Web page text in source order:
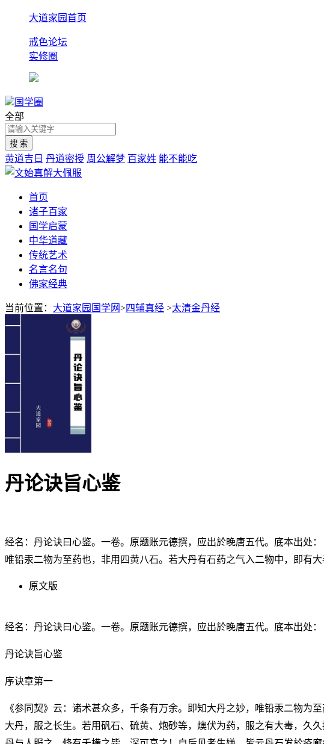
大道家园首页
戒色论坛
实修圈
国学圈
全部
黄道吉日 丹道密授 周公解梦 百家姓 能不能吃
首页
诸子百家
国学启蒙
中华道藏
传统艺术
名言名句
佛家经典
当前位置： 大道家园国学网>四辅真经 >太清金丹经
丹论诀旨心鉴
经名：丹论诀曰心鉴。一卷。原题账元德撰，应出於晚唐五代。底本出处
唯铅汞二物为至药也，非用四黄八石。若大丹有石药之气入二物中，即有
原文版
经名：丹论诀曰心鉴。一卷。原题账元德撰，应出於晚唐五代。底本出处：
丹论诀旨心鉴
序诀章第一
《参同契》云：诸术甚众多，千条有万余。即知大丹之妙，唯铅汞二物
大丹，服之长生。若用矾石、硫黄、炮砂等，燠伏为药，服之有大毒，久